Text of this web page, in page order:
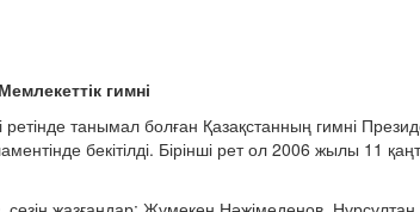
гимні
танымал болған Қазақстанның гимні
бекітілді. Бірінші рет ол 2006 жылы 11